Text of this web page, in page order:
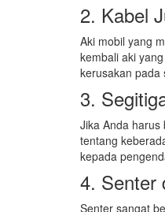
2. Kabel
Aki mobil yang
kembali aki
kerusakan pada
3.
Jika Anda
tentang
kepada
4. Senter
Senter sangat